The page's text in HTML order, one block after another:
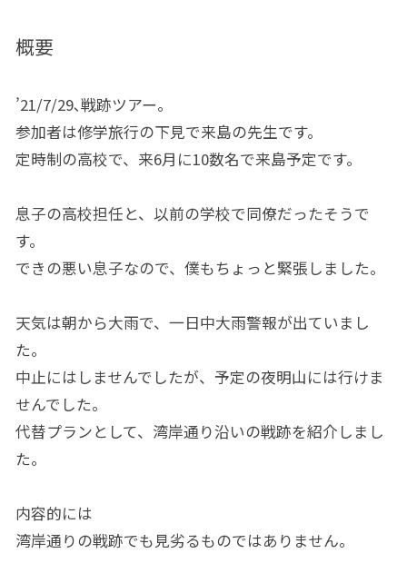
概要
’21/7/29､戦跡ツアー。
参加者は修学旅行の下見で来島の先生です。
定時制の高校で、来6月に10数名で来島予定です。
息子の高校担任と、以前の学校で同僚だったそうで
す。
できの悪い息子なので、僕もちょっと緊張しました。
天気は朝から大雨で、一日中大雨警報が出ていまし
た。
中止にはしませんでしたが、予定の夜明山には行けま
せんでした。
代替プランとして、湾岸通り沿いの戦跡を紹介しまし
た。
内容的には
湾岸通りの戦跡でも見劣るものではありません。